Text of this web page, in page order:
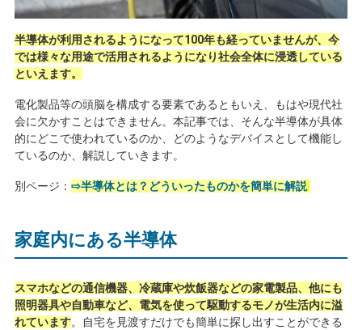
半導体が利用されるようになって100年も経っていませんが、今
では様々な用途で活用されるようになり社会全体に浸透している
といえます。
電化製品等の頭脳を構成する要素であるともいえ、もはや現代社
会に欠かすことはできません。本記事では、そんな半導体が具体
的にどこで使われているのか、どのようなデバイスとして機能し
ているのか、解説していきます。
別ページ： ⇨半導体とは？どういったものかを簡単に解説
家庭内にある半導体
スマホなどの通信機器、冷蔵庫や炊飯器などの家電製品、他にも
照明器具や自動車など、電気を使って駆動するモノが生活内に溢
れています。自宅を見渡すだけでも簡単に探し出すことができる